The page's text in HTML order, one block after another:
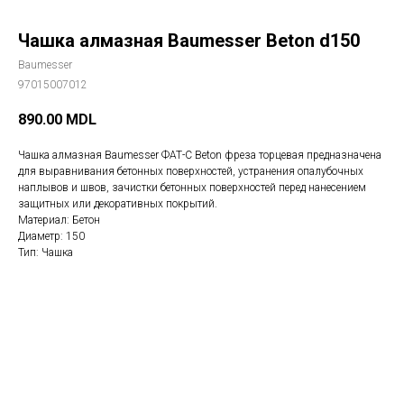
Чашка алмазная Baumesser Beton d150
Baumesser
97015007012
890.00 MDL
Чашка алмазная Baumesser ФАТ-С Beton фреза торцевая предназначена
для выравнивания бетонных поверхностей, устранения опалубочных
наплывов и швов, зачистки бетонных поверхностей перед нанесением
защитных или декоративных покрытий.
Материал: Бетон
Диаметр: 150
Тип: Чашка